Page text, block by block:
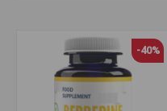
-40%